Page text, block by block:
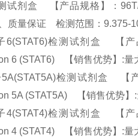
试剂盒 【产品规格】：
质量保证 检测范围：9.375-
检测试剂盒 【产
6 (STAT6) 【销售优势】:
检测试剂盒 【
5A (STAT5A) 【销售优势
检测试剂盒 【产
4 (STAT4) 【销售优势】: